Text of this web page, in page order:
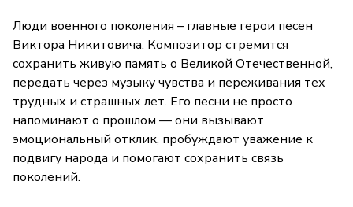
Люди военного поколения – главные герои песен
Виктора Никитовича. Композитор стремится
сохранить живую память о Великой Отечественной,
передать через музыку чувства и переживания тех
трудных и страшных лет. Его песни не просто
напоминают о прошлом — они вызывают
эмоциональный отклик, пробуждают уважение к
подвигу народа и помогают сохранить связь
поколений.